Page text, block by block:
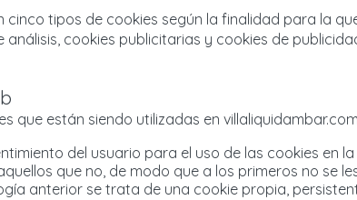
tipos de cookies según la finalidad para la
análisis, cookies publicitarias y cookies de
que están siendo utilizadas en
del usuario para el uso de las cookies en
que no, de modo que a los primeros no se
anterior se trata de una cookie propia,